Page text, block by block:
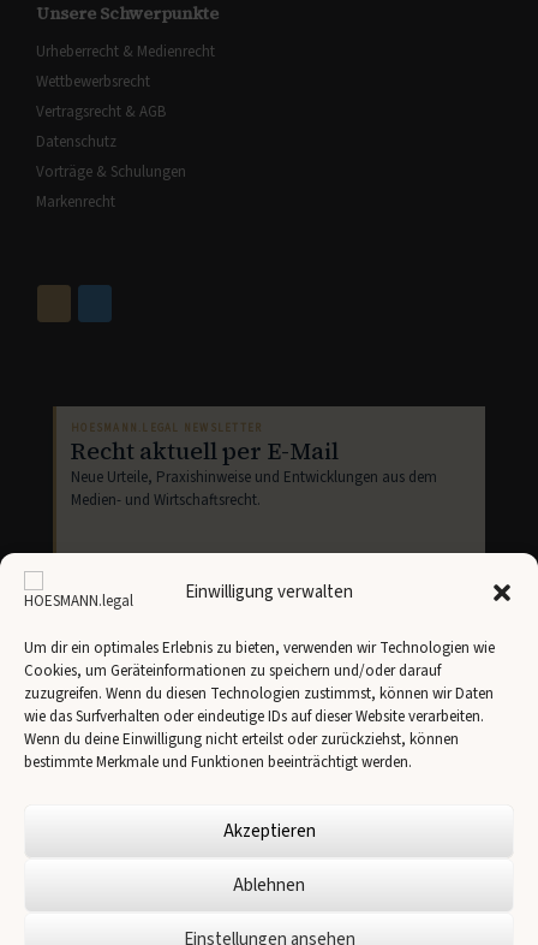
Einwilligung verwalten
Um dir ein optimales Erlebnis zu bieten, verwenden wir Technologien wie
Cookies, um Geräteinformationen zu speichern und/oder darauf
zuzugreifen. Wenn du diesen Technologien zustimmst, können wir Daten
wie das Surfverhalten oder eindeutige IDs auf dieser Website verarbeiten.
Wenn du deine Einwilligung nicht erteilst oder zurückziehst, können
bestimmte Merkmale und Funktionen beeinträchtigt werden.
Akzeptieren
Ablehnen
Einstellungen ansehen
Unsere Schwerpunkte
Urheberrecht & Medienrecht
Wettbewerbsrecht
Vertragsrecht & AGB
Datenschutz
Vorträge & Schulungen
Markenrecht
HOESMANN.LEGAL NEWSLETTER
Recht aktuell per E-Mail
Neue Urteile, Praxishinweise und Entwicklungen aus dem
Medien- und Wirtschaftsrecht.
Newsletter abonnieren
Ich stimme der Übertragung meiner Angaben anBrevogemäß unserer
Datenschutzerklärung
zu.